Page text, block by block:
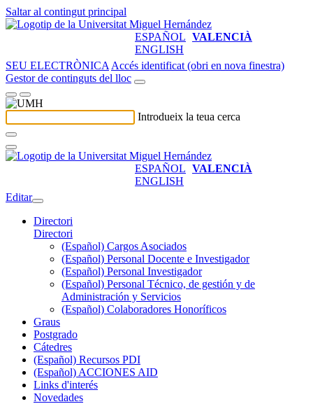
Saltar al contingut principal
ESPAÑOL VALENCIÀ
ENGLISH
SEU ELECTRÒNICA Accés identificat (obri en nova finestra)
Gestor de continguts del lloc
Introdueix la teua cerca
ESPAÑOL VALENCIÀ
ENGLISH
Editar
Directori
Directori
(Español) Cargos Asociados
(Español) Personal Docente e Investigador
(Español) Personal Investigador
(Español) Personal Técnico, de gestión y de
Administración y Servicios
(Español) Colaboradores Honoríficos
Graus
Postgrado
Cátedres
(Español) Recursos PDI
(Español) ACCIONES AID
Links d'interés
Novedades